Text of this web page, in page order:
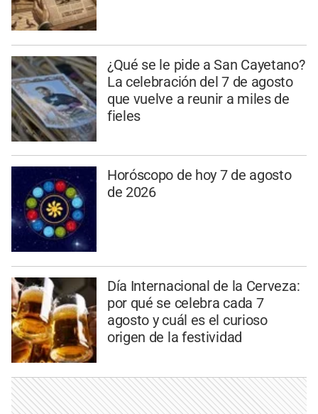
¿Qué se le pide a San Cayetano?
La celebración del 7 de agosto
que vuelve a reunir a miles de
fieles
Horóscopo de hoy 7 de agosto
de 2026
Día Internacional de la Cerveza:
por qué se celebra cada 7
agosto y cuál es el curioso
origen de la festividad